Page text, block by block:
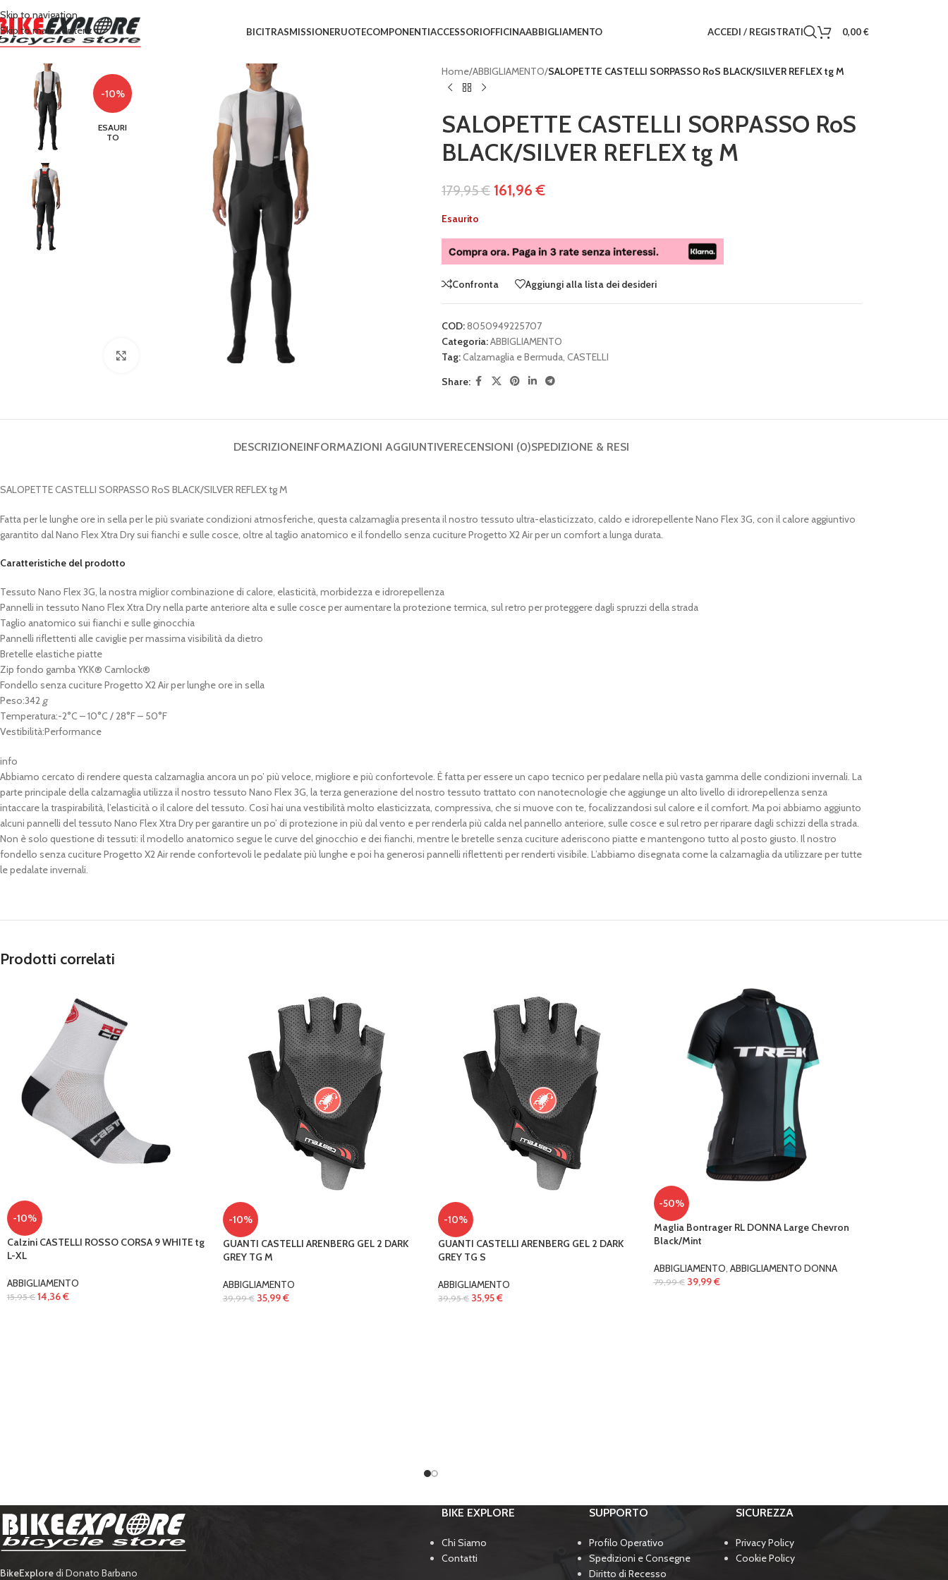
Skip to navigation
Skip to main content
BICITRASMISSIONERUOTECOMPONENTIACCESSORIOFFICINAABBIGLIAMENTO ACCEDI / REGISTRATI 0,00€
-10%
ESAURI
TO
Home/ABBIGLIAMENTO/SALOPETTE CASTELLI SORPASSO RoS BLACK/SILVER REFLEX tg M
SALOPETTE CASTELLI SORPASSO RoS
BLACK/SILVER REFLEX tg M
179,95€ 161,96€
Esaurito
Confronta Aggiungi alla lista dei desideri
COD:8050949225707
Categoria:ABBIGLIAMENTO
Tag:Calzamaglia e Bermuda, CASTELLI
Share:
DESCRIZIONEINFORMAZIONI AGGIUNTIVERECENSIONI (0)SPEDIZIONE & RESI
SALOPETTE CASTELLI SORPASSO RoS BLACK/SILVER REFLEX tg M
Fatta per le lunghe ore in sella per le più svariate condizioni atmosferiche, questa calzamaglia presenta il nostro tessuto ultra-elasticizzato, caldo e idrorepellente Nano Flex 3G, con il calore aggiuntivo
garantito dal Nano Flex Xtra Dry sui fianchi e sulle cosce, oltre al taglio anatomico e il fondello senza cuciture Progetto X2 Air per un comfort a lunga durata.
Caratteristiche del prodotto
Tessuto Nano Flex 3G, la nostra miglior combinazione di calore, elasticità, morbidezza e idrorepellenza
Pannelli in tessuto Nano Flex Xtra Dry nella parte anteriore alta e sulle cosce per aumentare la protezione termica, sul retro per proteggere dagli spruzzi della strada
Taglio anatomico sui fianchi e sulle ginocchia
Pannelli riflettenti alle caviglie per massima visibilità da dietro
Bretelle elastiche piatte
Zip fondo gamba YKK® Camlock®
Fondello senza cuciture Progetto X2 Air per lunghe ore in sella
Peso:342 g
Temperatura:-2°C – 10°C / 28°F – 50°F
Vestibilità:Performance
info
Abbiamo cercato di rendere questa calzamaglia ancora un po’ più veloce, migliore e più confortevole. È fatta per essere un capo tecnico per pedalare nella più vasta gamma delle condizioni invernali. La
parte principale della calzamaglia utilizza il nostro tessuto Nano Flex 3G, la terza generazione del nostro tessuto trattato con nanotecnologie che aggiunge un alto livello di idrorepellenza senza
intaccare la traspirabilità, l’elasticità o il calore del tessuto. Così hai una vestibilità molto elasticizzata, compressiva, che si muove con te, focalizzandosi sul calore e il comfort. Ma poi abbiamo aggiunto
alcuni pannelli del tessuto Nano Flex Xtra Dry per garantire un po’ di protezione in più dal vento e per renderla più calda nel pannello anteriore, sulle cosce e sul retro per riparare dagli schizzi della strada.
Non è solo questione di tessuti: il modello anatomico segue le curve del ginocchio e dei fianchi, mentre le bretelle senza cuciture aderiscono piatte e mantengono tutto al posto giusto. Il nostro
fondello senza cuciture Progetto X2 Air rende confortevoli le pedalate più lunghe e poi ha generosi pannelli riflettenti per renderti visibile. L’abbiamo disegnata come la calzamaglia da utilizzare per tutte
le pedalate invernali.
Prodotti correlati
-10%
Calzini CASTELLI ROSSO CORSA 9 WHITE tg
L-XL
ABBIGLIAMENTO
15,95€ 14,36€
-10%
GUANTI CASTELLI ARENBERG GEL 2 DARK
GREY TG M
ABBIGLIAMENTO
39,99€ 35,99€
-10%
GUANTI CASTELLI ARENBERG GEL 2 DARK
GREY TG S
ABBIGLIAMENTO
39,95€ 35,95€
-50%
Maglia Bontrager RL DONNA Large Chevron
Black/Mint
ABBIGLIAMENTO ABBIGLIAMENTO DONNA
79,99€ 39,99€
BikeExploredi Donato Barbano
BIKE EXPLORE
Chi Siamo
Contatti
SUPPORTO
Profilo Operativo
Spedizioni e Consegne
Diritto di Recesso
SICUREZZA
Privacy Policy
Cookie Policy